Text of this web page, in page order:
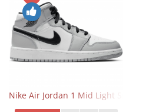
Nike Air Jordan 1 Mid Light Smoke Grey